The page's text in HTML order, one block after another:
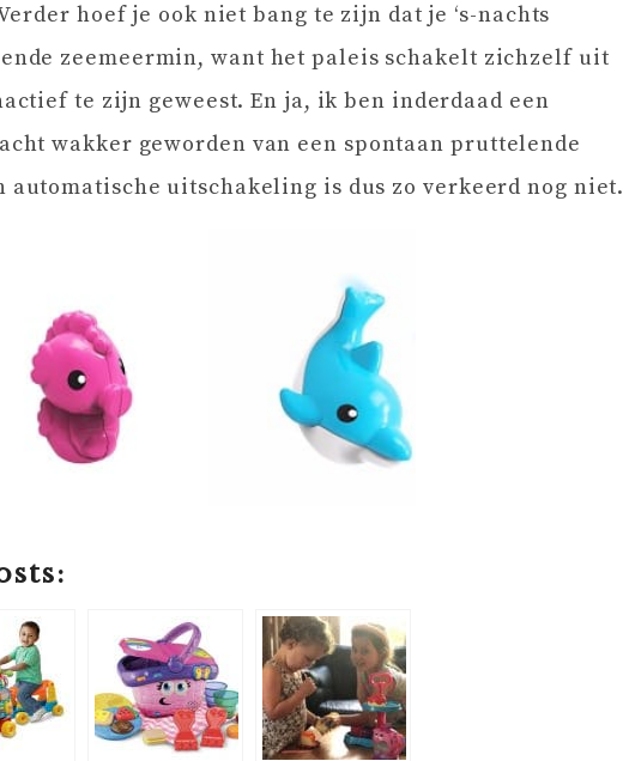
hoef je ook niet bang te zijn dat je ‘s-nachts
zeemeermin, want het paleis schakelt zichzelf uit
te zijn geweest. En ja, ik ben inderdaad een
wakker geworden van een spontaan pruttelende
automatische uitschakeling is dus zo verkeerd nog niet.